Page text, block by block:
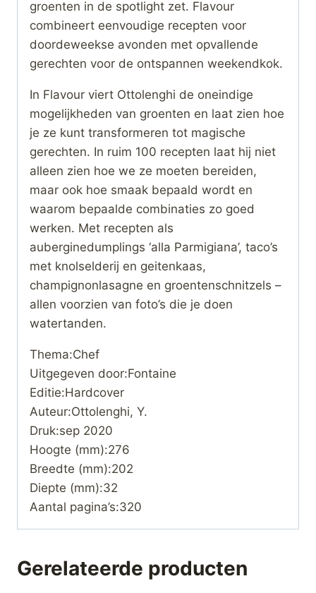
groenten in de spotlight zet. Flavour
combineert eenvoudige recepten voor
doordeweekse avonden met opvallende
gerechten voor de ontspannen weekendkok.
In Flavour viert Ottolenghi de oneindige
mogelijkheden van groenten en laat zien hoe
je ze kunt transformeren tot magische
gerechten. In ruim 100 recepten laat hij niet
alleen zien hoe we ze moeten bereiden,
maar ook hoe smaak bepaald wordt en
waarom bepaalde combinaties zo goed
werken. Met recepten als
auberginedumplings ‘alla Parmigiana’, taco’s
met knolselderij en geitenkaas,
champignonlasagne en groentenschnitzels –
allen voorzien van foto’s die je doen
watertanden.
Thema:Chef
Uitgegeven door:Fontaine
Editie:Hardcover
Auteur:Ottolenghi, Y.
Druk:sep 2020
Hoogte (mm):276
Breedte (mm):202
Diepte (mm):32
Aantal pagina’s:320
Gerelateerde producten